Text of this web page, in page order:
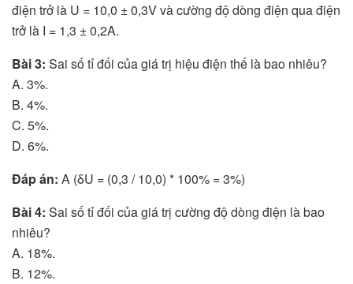
điện trở là U = 10,0 ± 0,3V và cường độ dòng điện qua điện
trở là I = 1,3 ± 0,2A.
Bài 3: Sai số tỉ đối của giá trị hiệu điện thế là bao nhiêu?
A. 3%.
B. 4%.
C. 5%.
D. 6%.
Đáp án: A (δU = (0,3 / 10,0) * 100% = 3%)
Bài 4: Sai số tỉ đối của giá trị cường độ dòng điện là bao
nhiêu?
A. 18%.
B. 12%.